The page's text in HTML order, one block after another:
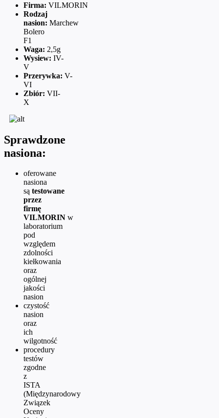
Firma: VILMORIN
Rodzaj
nasion: Marchew
Bolero
F1
Waga: 2,5g
Wysiew: IV-
V
Przerywka: V-
VI
Zbiór: VII-
X
Sprawdzone
nasiona:
oferowane
nasiona
są testowane
przez
firmę
VILMORIN w
laboratorium
pod
względem
zdolności
kiełkowania
oraz
ogólnej
jakości
nasion
czystość
nasion
oraz
ich
wilgotność
procedury
testów
zgodne
z
ISTA
(Międzynarodowy
Związek
Oceny